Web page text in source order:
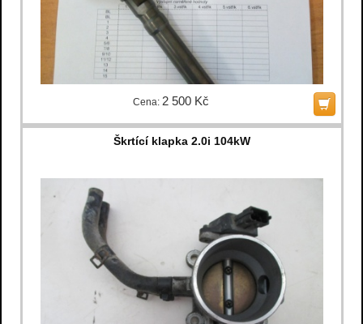
Cena: 2 500 Kč
Škrtící klapka 2.0i 104kW